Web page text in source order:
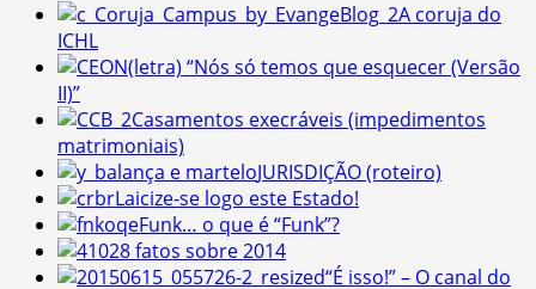
A coruja do
ICHL
(letra) “Nós só temos que esquecer (Versão
II)”
Casamentos execráveis (impedimentos
matrimoniais)
JURISDIÇÃO (roteiro)
Laicize-se logo este Estado!
Funk… o que é “Funk”?
8 fatos sobre 2014
“É isso!” – O canal do